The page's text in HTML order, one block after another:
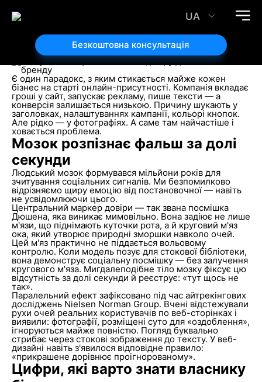
UA
Безкоштовна консультація
бренду: роль унікального контенту
31.03.2026
Автор статті:
Валентин Куров
Є один парадокс, з яким стикається майже кожен
бізнес на старті онлайн-присутності. Компанія вкладає
гроші у сайт, запускає рекламу, пише тексти — а
конверсія залишається низькою. Причину шукають у
заголовках, налаштуваннях кампанії, кольорі кнопок.
Але рідко — у фотографіях. А саме там найчастіше і
ховається проблема.
Мозок розпізнає фальш за долі
секунди
Людський мозок формувався мільйони років для
зчитування соціальних сигналів. Ми безпомилково
відрізняємо щиру емоцію від постановочної — навіть
не усвідомлюючи цього.
Центральний маркер довіри — так звана посмішка
Дюшена, яка виникає мимовільно. Вона задіює не лише
м'язи, що піднімають куточки рота, а й круговий м'яз
ока, який утворює природні зморшки навколо очей.
Цей м'яз практично не піддається вольовому
контролю. Коли модель позує для стокової бібліотеки,
вона демонструє соціальну посмішку — без залучення
кругового м'яза. Мигдалеподібне тіло мозку фіксує цю
відсутність за долі секунди й реєструє: «тут щось не
так».
Паралельний ефект зафіксовано під час айтрекінгових
досліджень Nielsen Norman Group. Вчені відстежували
рухи очей реальних користувачів по веб-сторінках і
виявили: фотографії, розміщені суто для «оздоблення»,
ігноруються майже повністю. Погляд буквально
стрибає через стокові зображення до тексту. У веб-
дизайні навіть з'явилося відповідне правило:
«прикрашене дорівнює проігнорованому».
Цифри, які варто знати власнику